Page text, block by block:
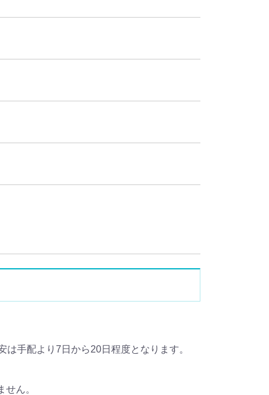
手配より7日から20日程度となります。
ん。